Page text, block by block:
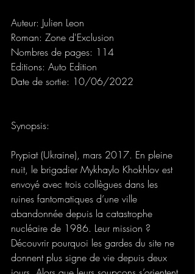
Auteur: Julien Leon
Roman: Zone d'Exclusion
Nombres de pages: 114
Editions: Auto Edition
Date de sortie: 10/06/2022
Synopsis:
Prypiat (Ukraine), mars 2017. En pleine
nuit, le brigadier Mykhaylo Khokhlov est
envoyé avec trois collègues dans les
ruines fantomatiques d’une ville
abandonnée depuis la catastrophe
nucléaire de 1986. Leur mission ?
Découvrir pourquoi les gardes du site ne
donnent plus signe de vie depuis deux